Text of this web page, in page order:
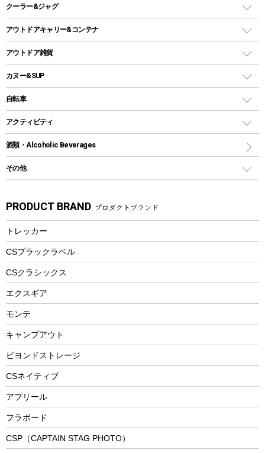
自立式タープ
パラソル
テントアクセサリー
ペグ
グランドシート
ガイドロープ
ツール
ヘッドライト
キャンドル
ガストーチ、ライター
卓上タイプグリル
パーティータイプグリル
鉄板、アミ
焚き火台&ストーブ
火起こし
バーベキューツール
ホットサンドメーカー
クッカーセット
シェラカップ
クッキングツール
ナイフ
カトラリー
マグカップ、カップ
ステンレスボトル
フードボトル
トレー
ランチョンマット
ランチボックス
ステンレスボトル
コップ付きタイプ
ワンタッチタイプ
プラスチックボトル
ディズニーボトル
クーラー&ジャグ
クーラーボックス
クーラーバッグ
ウォータージャグ
保冷剤
アウトドアキャリー&コンテナ
アウトドアキャリー
アウトドア雑貨
バックパック&バッグ
リュック、バックパック
トートバッグ、サコッシュ
ショッピングキャリー
その他アウトドア雑貨
スプレー関係
ツール、他
カヌー&SUP
インフレータブル
カヤック
パドル
ヘルメット
エアーポンプ
アクセサリー
自転車
折りたたみ自転車
スポーツサイクル
シティサイクル
自転車ウェア
アクティビティ
マリン
ラッシュガード
パラソル
フローティングベスト
ヘルメット
エアーポンプ
ビーチテント
ウィンター
スノーシュー
防寒ウェア
トレッキング
トレッキングアクセサリー
プレイグッズ
酒類・Alcoholic Beverages
その他
湯たんぽ
防災用品
PRODUCT BRAND プロダクトブランド
トレッカー
CSブラックラベル
CSクラシックス
エクスギア
モンテ
キャンプアウト
ビヨンドストレージ
CSネイティブ
アプリール
フラボード
CSP（CAPTAIN STAG PHOTO）